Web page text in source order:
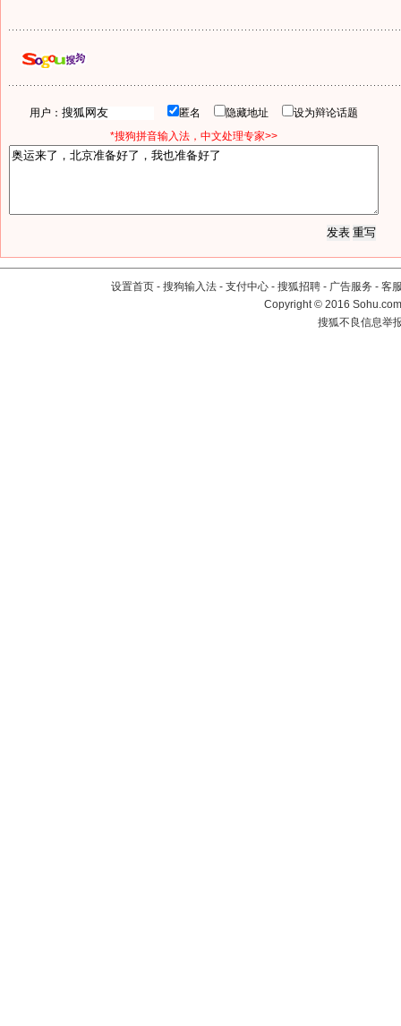
用户： 匿名 隐藏地址
设为辩论话题
*搜狗拼音输入法，中文处理专家>>
设置首页 - 搜狗输入法 - 支付中心 - 搜狐招聘 - 广告服务 - 客
Copyright©2016
搜狐不良信息举